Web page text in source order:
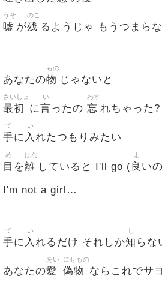
嘘
うそ
が残
のこ
るようじゃ もうつまら
あなたの物
もの
じゃないと
最初
さいしょ
に言
い
ったの 忘
わす
れちゃった?
手
て
に 入
い
れたつもりみたい
目
め
を離
はな
していると I'll go (良
よ
い
I'm not a girl…
手
て
に 入
い
れるだけ それしか知
し
らな
あなたの愛
あい
偽物
にせもの
ならこれでサ